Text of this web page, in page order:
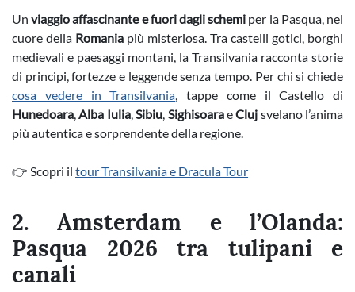
Unviaggio affascinante e fuori dagli schemi per la Pasqua, nel
cuore della Romania più misteriosa. Tra castelli gotici, borghi
medievali e paesaggi montani, la Transilvania racconta storie
di principi, fortezze e leggende senza tempo. Per chi si chiede
cosa vedere in Transilvania, tappe come il Castello di
Hunedoara,Alba Iulia,Sibiu, SighisoaraeCluj svelano l’anima
più autentica e sorprendente della regione.
👉 Scopri il tour Transilvania e Dracula Tour
2. Amsterdam e l’Olanda:
Pasqua 2026 tra tulipani e
canali